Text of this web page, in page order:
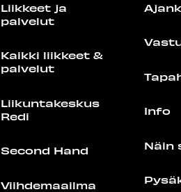
Liikkeet ja
palvelut
Kaikki liikkeet &
palvelut
Liikuntakeskus
Redi
Second Hand
Viihdemaailma
Info
Näin